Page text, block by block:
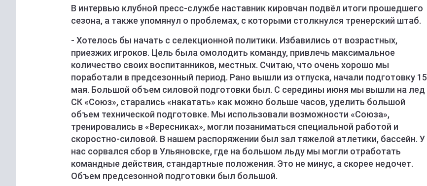
В интервью клубной пресс-службе наставник кировчан подвёл итоги прошедшего
сезона, а также упомянул о проблемах, с которыми столкнулся тренерский штаб.
- Хотелось бы начать с селекционной политики. Избавились от возрастных,
приезжих игроков. Цель была омолодить команду, привлечь максимальное
количество своих воспитанников, местных. Считаю, что очень хорошо мы
поработали в предсезонный период. Рано вышли из отпуска, начали подготовку 15
мая. Большой объем силовой подготовки был. С середины июня мы вышли на лед
СК «Союз», старались «накатать» как можно больше часов, уделить большой
объем технической подготовке. Мы использовали возможности «Союза»,
тренировались в «Вересниках», могли позаниматься специальной работой и
скоростно-силовой. В нашем распоряжении был зал тяжелой атлетики, бассейн. У
нас сорвался сбор в Ульяновске, где на большом льду мы могли отработать
командные действия, стандартные положения. Это не минус, а скорее недочет.
Объем предсезонной подготовки был большой.